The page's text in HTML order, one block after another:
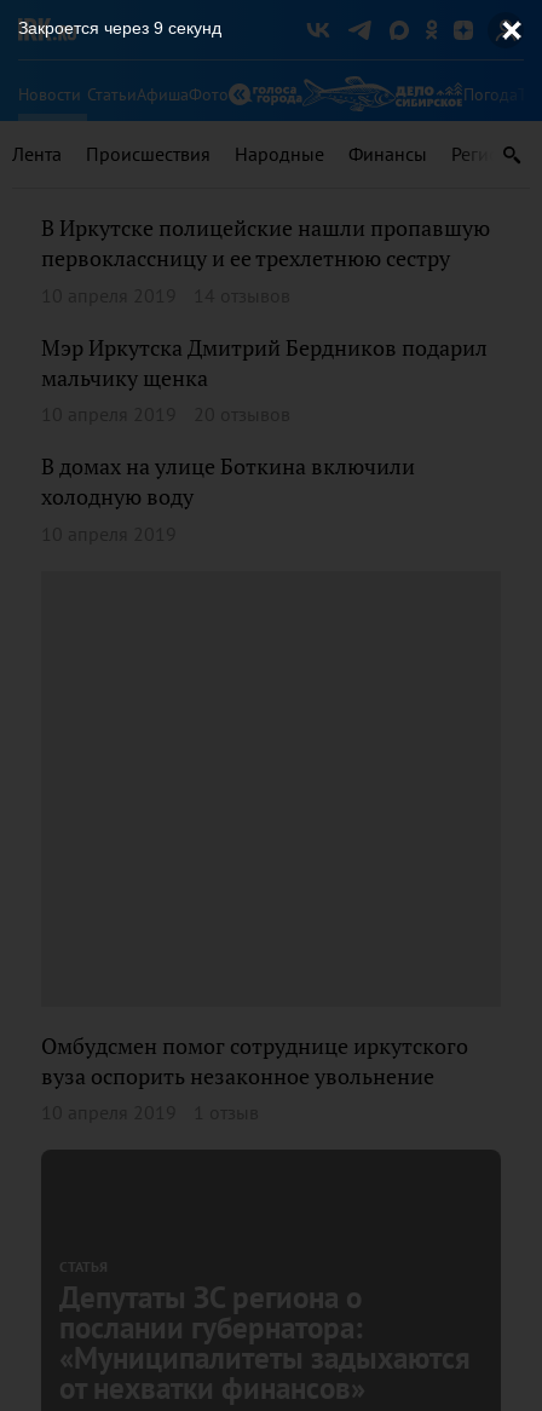
Новости СтатьиАфишаФото Погода
Лента Происшествия Народные Финансы Регионы
В Иркутске полицейские нашли пропавшую
первоклассницу и ее трехлетнюю сестру
Мэр Иркутска Дмитрий Бердников подарил
мальчику щенка
В домах на улице Боткина включили
холодную воду
Омбудсмен помог сотруднице иркутского
вуза оспорить незаконное увольнение
СТАТЬЯ
Депутаты ЗС региона о
послании губернатора:
«Муниципалитеты задыхаются
от нехватки финансов»
Закроется через 8 секунд